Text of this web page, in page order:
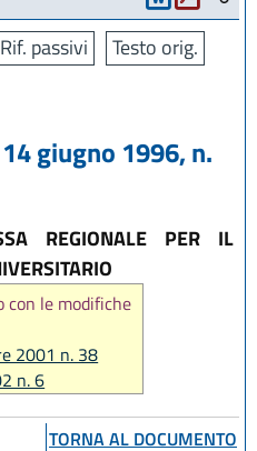
Rif. passivi
Testo orig.
14 giugno 1996, n.
REGIONALE PER IL
con le modifiche
2001 n. 38
n. 6
TORNA AL DOCUMENTO